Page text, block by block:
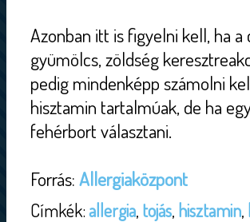
Azonban itt is figyelni kell, ha
gyümölcs, zöldség
pedig mindenképp számolni
hisztamin tartalmúak, de ha
fehérbort választani.
Forrás: Allergiaközpont
Címkék:allergia, tojás, hisztamin,